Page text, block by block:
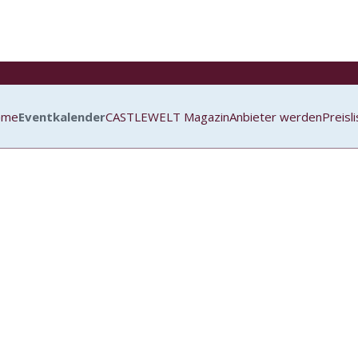
EventkalenderCASTLEWELT MagazinAnbieter werden